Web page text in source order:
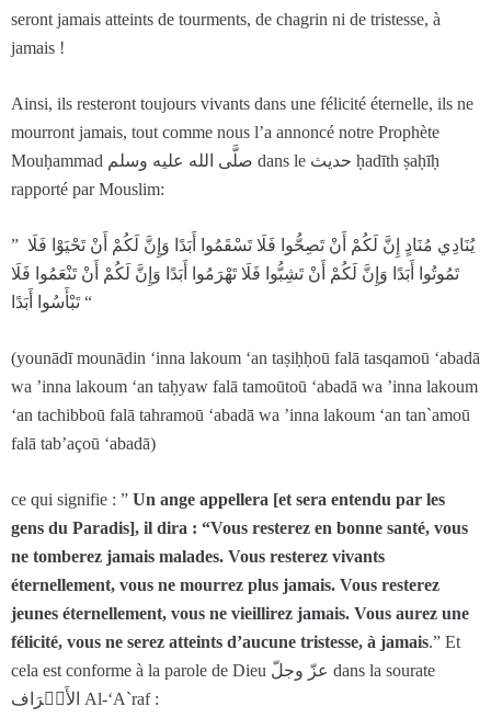
seront jamais atteints de tourments, de chagrin ni de tristesse, à
jamais !
Ainsi, ils resteront toujours vivants dans une félicité éternelle, ils ne
mourront jamais, tout comme nous l’a annoncé notre Prophète
Mouḥammad صلَّى الله عليه وسلم dans le حديث ḥadīth ṣaḥīḥ
rapporté par Mouslim:
” يُنَادِي مُنَادٍ إِنَّ لَكُمْ أَنْ تَصِحُّوا فَلَا تَسْقَمُوا أَبَدًا وَإِنَّ لَكُمْ أَنْ تَحْيَوْا فَلَا
تَمُوتُوا أَبَدًا وَإِنَّ لَكُمْ أَنْ تَشِبُّوا فَلَا تَهْرَمُوا أَبَدًا وَإِنَّ لَكُمْ أَنْ تَنْعَمُوا فَلَا
تَبْأَسُوا أَبَدًا “
(younādī mounādin ‘inna lakoum ‘an taṣiḥḥoū falā tasqamoū ‘abadā
wa ’inna lakoum ‘an taḥyaw falā tamoūtoū ‘abadā wa ’inna lakoum
‘an tachibboū falā tahramoū ‘abadā wa ’inna lakoum ‘an tan`amoū
falā tab’açoū ‘abadā)
ce qui signifie : ” Un ange appellera [et sera entendu par les
gens du Paradis], il dira : “Vous resterez en bonne santé, vous
ne tomberez jamais malades. Vous resterez vivants
éternellement, vous ne mourrez plus jamais. Vous resterez
jeunes éternellement, vous ne vieillirez jamais. Vous aurez une
félicité, vous ne serez atteints d’aucune tristesse, à jamais.” Et
cela est conforme à la parole de Dieu عزّ وجلّ dans la sourate
الأَعۡرَاف Al-‘A`raf :